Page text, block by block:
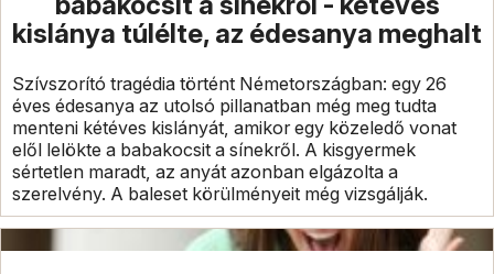
kislánya túlélte, az édesanya meghalt
Szívszorító tragédia történt Németországban: egy 26
éves édesanya az utolsó pillanatban még meg tudta
menteni kétéves kislányát, amikor egy közeledő vonat
elől lelökte a babakocsit a sínekről. A kisgyermek
sértetlen maradt, az anyát azonban elgázolta a
szerelvény. A baleset körülményeit még vizsgálják.